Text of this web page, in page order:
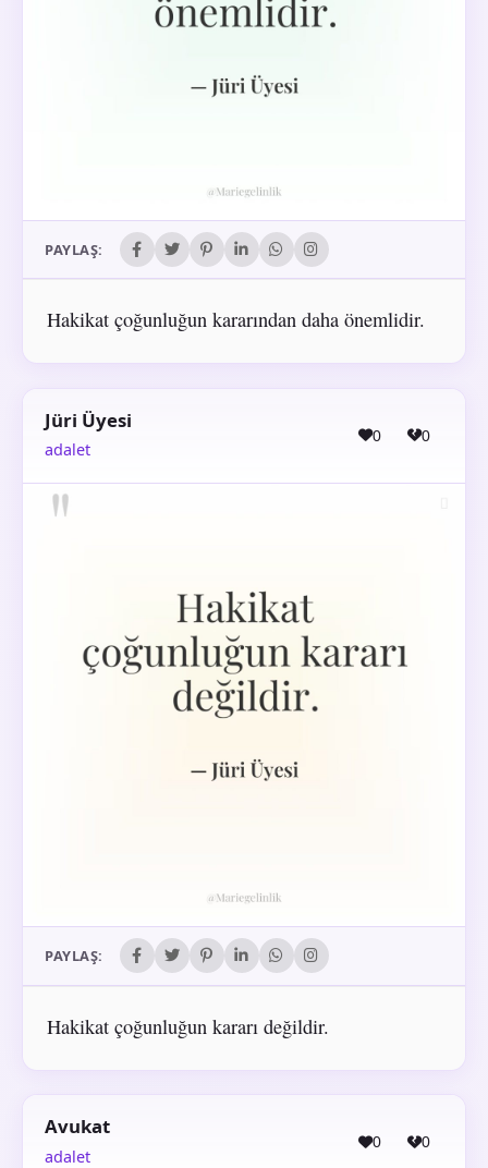
PAYLAŞ:
Hakikat çoğunluğun kararından daha önemlidir.
Jüri Üyesi
adalet
0 0
PAYLAŞ:
Hakikat çoğunluğun kararı değildir.
Avukat
adalet
0 0